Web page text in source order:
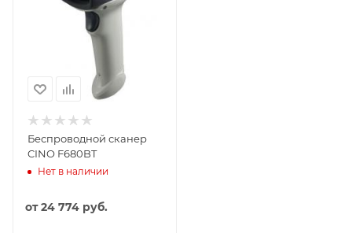
Беспроводной сканер
CINO F680BT
Нет в наличии
от24 774 руб.